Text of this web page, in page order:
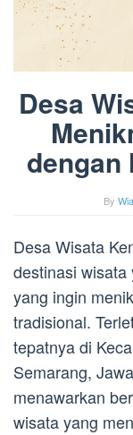
Desa
dengan
By
Desa Wisata
destinasi
yang ingin
tradisional.
tepatnya di
Semarang,
menawarkan
wisata yang